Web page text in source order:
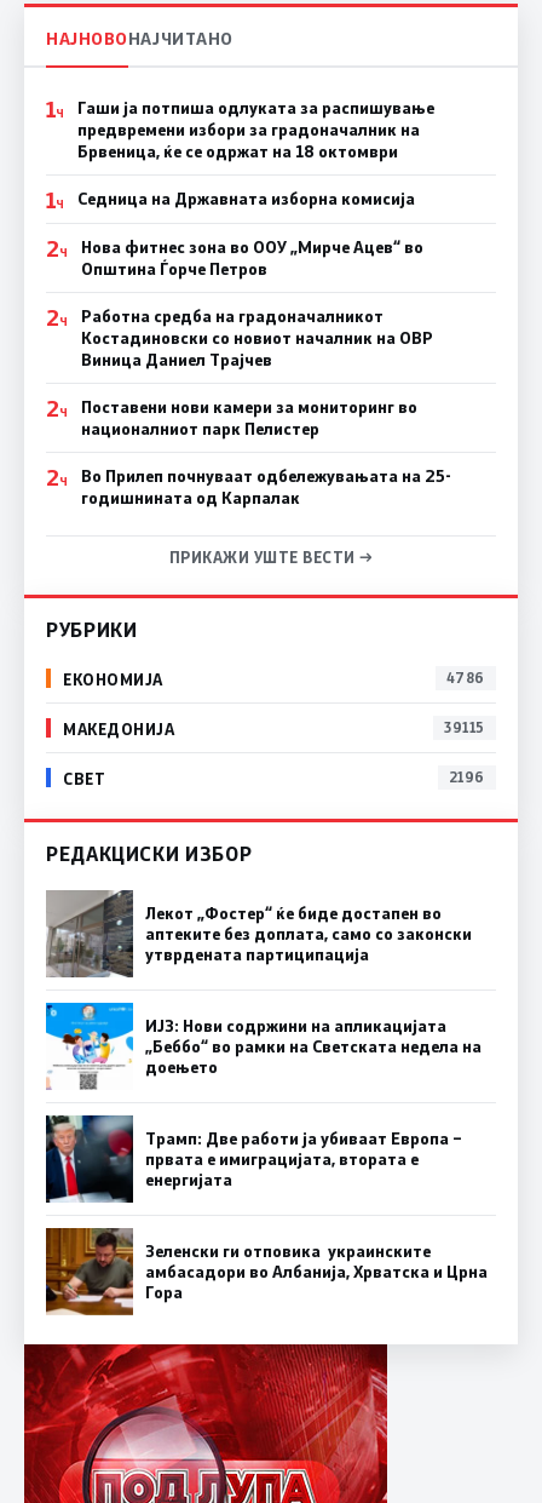
НАЈНОВОНАЈЧИТАНО
1Ч
Гаши ја потпиша одлуката за распишување
предвремени избори за градоначалник на
Брвеница, ќе се одржат на 18 октомври
1Ч Седница на Државната изборна комисија
2Ч
Нова фитнес зона во ООУ „Мирче Ацев“ во
Општина Ѓорче Петров
2Ч
Работна средба на градоначалникот
Костадиновски со новиот началник на ОВР
Виница Даниел Трајчев
2Ч
Поставени нови камери за мониторинг во
националниот парк Пелистер
2Ч
Во Прилеп почнуваат одбележувањата на 25-
годишнината од Карпалак
ПРИКАЖИ УШТЕ ВЕСТИ →
РУБРИКИ
ЕКОНОМИЈА 4786
МАКЕДОНИЈА 39115
СВЕТ 2196
РЕДАКЦИСКИ ИЗБОР
Лекот „Фостер“ ќе биде достапен во
аптеките без доплата, само со законски
утврдената партиципација
ИЈЗ: Нови содржини на апликацијата
„Беббо“ во рамки на Светската недела на
доењето
Трамп: Две работи ја убиваат Европа –
првата е имиграцијата, втората е
енергијата
Зеленски ги отповика украинските
амбасадори во Албанија, Хрватска и Црна
Гора